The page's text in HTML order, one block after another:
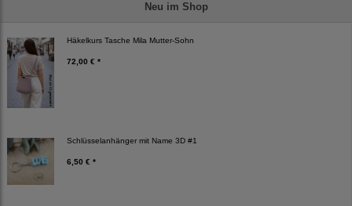
Neu im Shop
Häkelkurs Tasche Mila Mutter-Sohn
72,00 € *
Schlüsselanhänger mit Name 3D #1
6,50 € *